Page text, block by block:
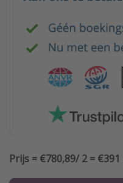
Prijs = €780,89/ 2 =